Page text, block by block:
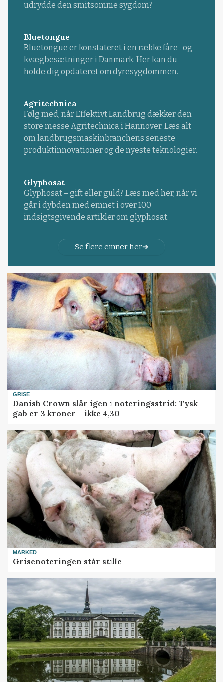
udrydde den smitsomme sygdom?
Bluetongue
Bluetongue er konstateret i en række fåre- og
kvægbesætninger i Danmark. Her kan du
holde dig opdateret om dyresygdommen.
Agritechnica
Følg med, når Effektivt Landbrug dækker den
store messe Agritechnica i Hannover. Læs alt
om landbrugsmaskinbranchens seneste
produktinnovationer og de nyeste teknologier.
Glyphosat
Glyphosat – gift eller guld? Læs med her, når vi
går i dybden med emnet i over 100
indsigtsgivende artikler om glyphosat.
Se flere emner her
GRISE
Danish Crown slår igen i noteringsstrid: Tysk
gab er 3 kroner – ikke 4,30
MARKED
Grisenoteringen står stille